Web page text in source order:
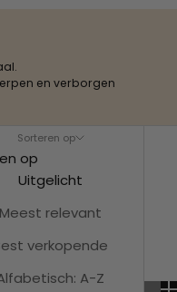
en verborgen
Sorteren op
op
Uitgelicht
Meest relevant
verkopende
A-Z